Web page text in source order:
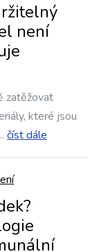
není
zatěžovat
které jsou
číst dále